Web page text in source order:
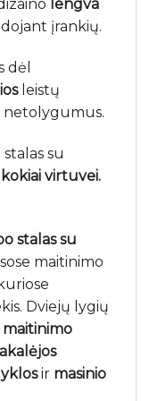
lengva
įrankių.
dėl
leistų
netolygumus.
su
virtuvei.
stalas su
maitinimo
Dviejų lygių
maitinimo
ir masinio